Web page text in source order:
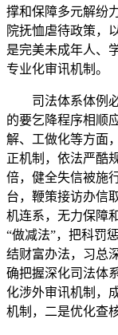
撑和保障多元解纷
院抚恤虐待政策，
是完美未成年人、
专业化审讯机制。
司法体系体例必
的要乞降程序相顺
解、工做化等方面
正机制，依法严酷
倍，健全失信被施
台，鞭策接访办信
机连系，无力保障
“做减法”，把科罚
结财富办法，习总
确把握深化司法体
化涉外审讯机制，
机制，二是优化查